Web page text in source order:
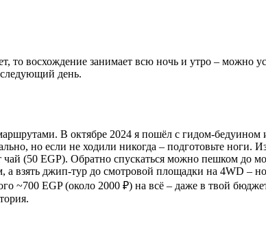
то восхождение занимает всю ночь и утро – можно
день.
В октябре 2024 я пошёл с гидом-бедуином
но если не ходили никогда – подготовьте ноги.
(50 EGP). Обратно спускаться можно пешком до
взять джип-тур до смотровой площадки на 4WD –
~700 EGP (около 2000 ₽) на всё – даже в твой